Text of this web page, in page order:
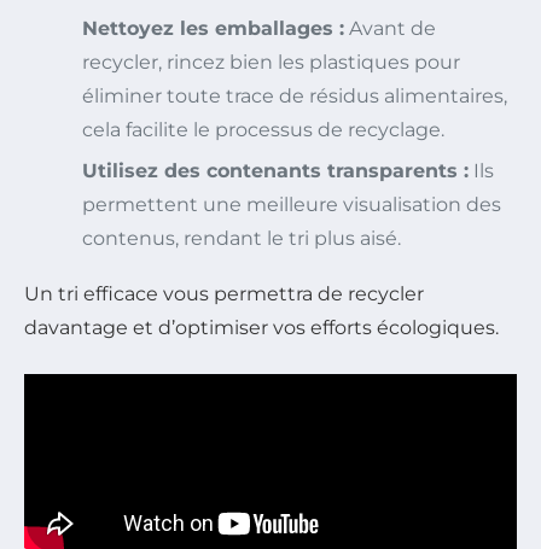
Nettoyez les emballages : Avant de
recycler, rincez bien les plastiques pour
éliminer toute trace de résidus alimentaires,
cela facilite le processus de recyclage.
Utilisez des contenants transparents : Ils
permettent une meilleure visualisation des
contenus, rendant le tri plus aisé.
Un tri efficace vous permettra de recycler
davantage et d’optimiser vos efforts écologiques.